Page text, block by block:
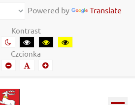
Powered by Translate
Kontrast
Kontrast
nocny
Kontrast
czarny-
biały
Kontrast
czarny-
Kontrast
żółto-
Czcionka
Mniejszy
font
Domyślny
font
Mniejszy